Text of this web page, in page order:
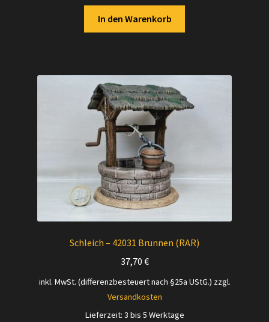
In den Warenkorb
Schleich – 42031 Brunnen (RAR)
37,70 €
inkl. MwSt. (differenzbesteuert nach §25a UStG.) zzgl.
Versandkosten
Lieferzeit: 3 bis 5 Werktage